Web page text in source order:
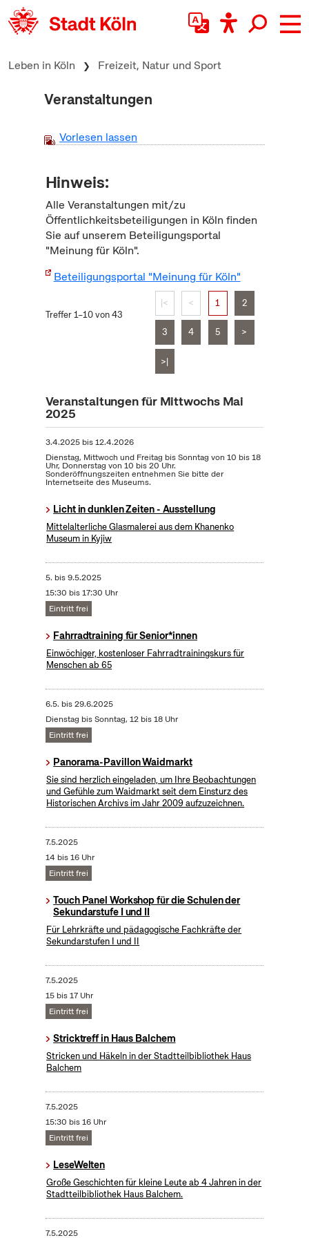
zum Inhalt springen
Leben in Köln Freizeit, Natur und Sport
Veranstaltungen
Vorlesen lassen
Hinweis:
Alle Veranstaltungen mit/zu
Öffentlichkeitsbeteiligungen in Köln finden
Sie auf unserem Beteiligungsportal
"Meinung für Köln".
Beteiligungsportal "Meinung für Köln"
Treffer 1–10 von 43
|< < 1 2
3 4 5 >
>|
Veranstaltungen für Mittwochs Mai
2025
3.4.2025bis12.4.2026
Dienstag, Mittwoch und Freitag bis Sonntag von 10 bis 18
Uhr, Donnerstag von 10 bis 20 Uhr.
Sonderöffnungszeiten entnehmen Sie bitte der
Internetseite des Museums.
Licht in dunklen Zeiten - Ausstellung
Mittelalterliche Glasmalerei aus dem Khanenko
Museum in Kyjiw
5. bis9.5.2025
15:30 bis 17:30 Uhr
Eintritt frei
Fahrradtraining für Senior*innen
Einwöchiger, kostenloser Fahrradtrainingskurs für
Menschen ab 65
6.5. bis29.6.2025
Dienstag bis Sonntag, 12 bis 18 Uhr
Eintritt frei
Panorama-Pavillon Waidmarkt
Sie sind herzlich eingeladen, um Ihre Beobachtungen
und Gefühle zum Waidmarkt seit dem Einsturz des
Historischen Archivs im Jahr 2009 aufzuzeichnen.
7.5.2025
14 bis 16 Uhr
Eintritt frei
Touch Panel Workshop für die Schulen der
Sekundarstufe I und II
Für Lehrkräfte und pädagogische Fachkräfte der
Sekundarstufen I und II
7.5.2025
15 bis 17 Uhr
Eintritt frei
Stricktreff in Haus Balchem
Stricken und Häkeln in der Stadtteilbibliothek Haus
Balchem
7.5.2025
15:30 bis 16 Uhr
Eintritt frei
LeseWelten
Große Geschichten für kleine Leute ab 4 Jahren in der
Stadtteilbibliothek Haus Balchem.
7.5.2025